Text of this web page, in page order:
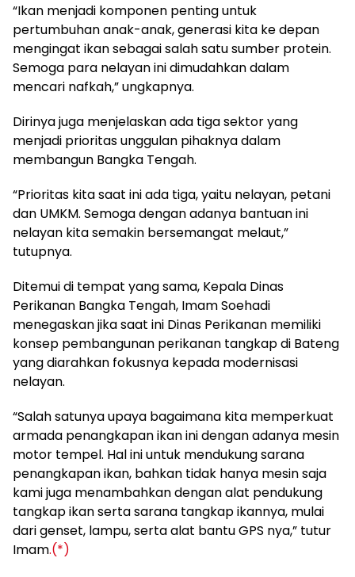
“Ikan menjadi komponen penting untuk
pertumbuhan anak-anak, generasi kita ke depan
mengingat ikan sebagai salah satu sumber protein.
Semoga para nelayan ini dimudahkan dalam
mencari nafkah,” ungkapnya.
Dirinya juga menjelaskan ada tiga sektor yang
menjadi prioritas unggulan pihaknya dalam
membangun Bangka Tengah.
“Prioritas kita saat ini ada tiga, yaitu nelayan, petani
dan UMKM. Semoga dengan adanya bantuan ini
nelayan kita semakin bersemangat melaut,”
tutupnya.
Ditemui di tempat yang sama, Kepala Dinas
Perikanan Bangka Tengah, Imam Soehadi
menegaskan jika saat ini Dinas Perikanan memiliki
konsep pembangunan perikanan tangkap di Bateng
yang diarahkan fokusnya kepada modernisasi
nelayan.
“Salah satunya upaya bagaimana kita memperkuat
armada penangkapan ikan ini dengan adanya mesin
motor tempel. Hal ini untuk mendukung sarana
penangkapan ikan, bahkan tidak hanya mesin saja
kami juga menambahkan dengan alat pendukung
tangkap ikan serta sarana tangkap ikannya, mulai
dari genset, lampu, serta alat bantu GPS nya,” tutur
Imam.(*)